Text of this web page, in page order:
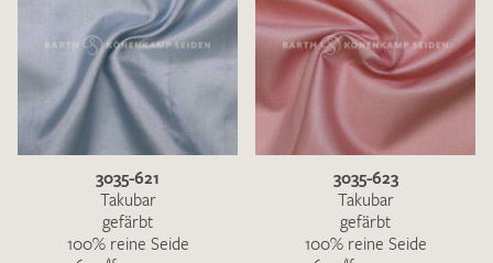
3035-621
Takubar
gefärbt
100% reine Seide
3035-623
Takubar
gefärbt
100% reine Seide